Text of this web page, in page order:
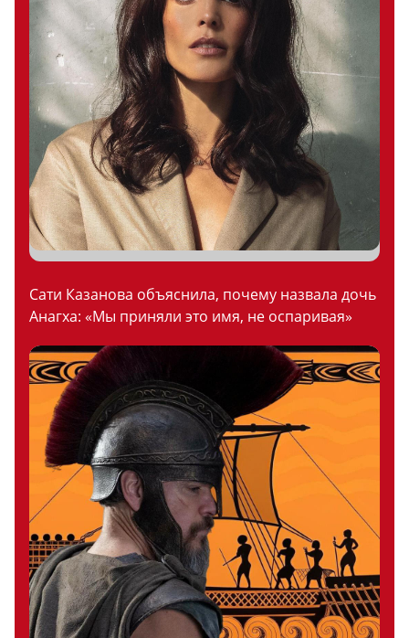
Сати Казанова объяснила, почему назвала дочь
Анагха: «Мы приняли это имя, не оспаривая»